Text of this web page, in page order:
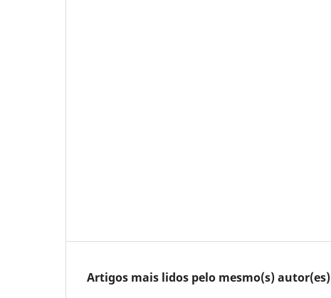
Artigos mais lidos pelo mesmo(s) autor(es)